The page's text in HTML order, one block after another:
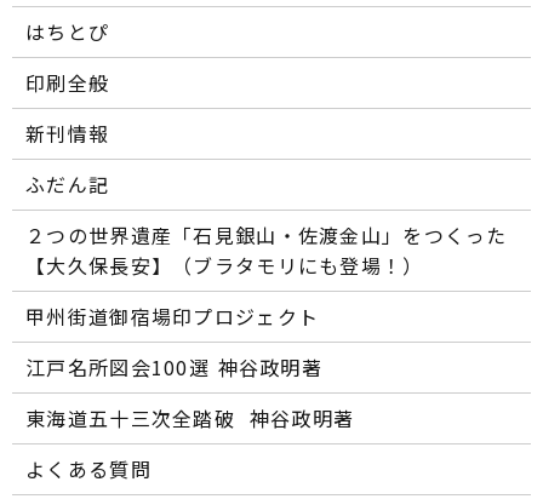
はちとぴ
印刷全般
新刊情報
ふだん記
２つの世界遺産「石見銀山・佐渡金山」をつくった
【大久保長安】（ブラタモリにも登場！）
甲州街道御宿場印プロジェクト
江戸名所図会100選―― 神谷政明著
東海道五十三次全踏破 ―― 神谷政明著
よくある質問